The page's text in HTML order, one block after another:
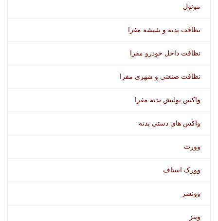
موتول
نظافت بدنه و شیشه مفرا
نظافت داخل خودرو مفرا
نظافت صنعتی و شهری مفرا
واکس پولیش بدنه مفرا
واکس های دستی بدنه
وورث
وورک استاف
وونشر
وینز